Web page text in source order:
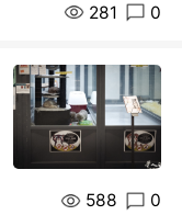
281 0
588 0